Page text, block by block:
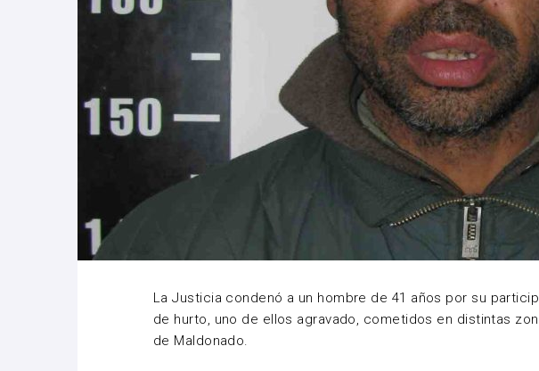
La Justicia condenó a un hombre de 41 años por su
de hurto, uno de ellos agravado, cometidos en distintas
de Maldonado.